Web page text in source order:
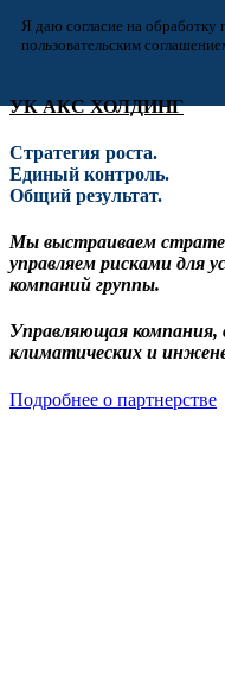
Я даю согласие на
пользовательским
УК АКС ХОЛДИНГ
Стратегия роста.
Единый контроль.
Общий результат.
Мы выстраиваем
управляем рисками для
компаний группы.
Управляющая компания,
климатических и
Подробнее о партнерстве